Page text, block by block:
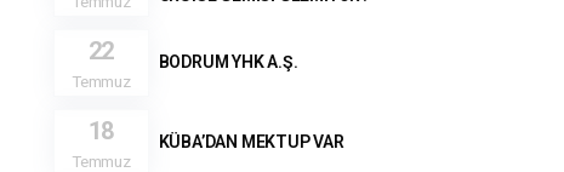
22
Temmuz
BODRUM YHK A.Ş.
18
Temmuz
KÜBA’DAN MEKTUP VAR